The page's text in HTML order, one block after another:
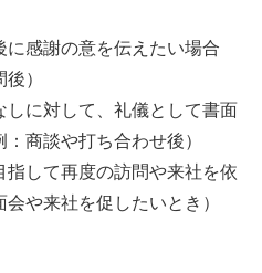
に感謝の意を伝えたい場合
）
しに対して、礼儀として書面
商談や打ち合わせ後）
指して再度の訪問や来社を依
や来社を促したいとき）